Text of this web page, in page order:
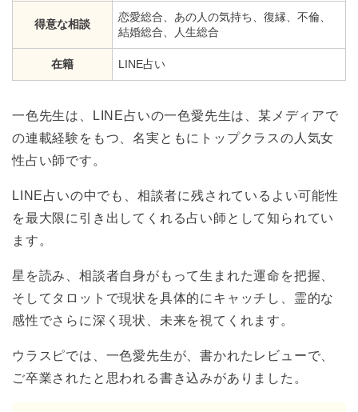
得意な相談
恋愛総合、あの人の気持ち、復縁、不倫、
結婚総合、人生総合
在籍 LINE占い
一色先生は、LINE占いの一色愛先生は、某メディアで
の連載経験をもつ、名実ともにトップクラスの人気女
性占い師です。
LINE占いの中でも、相談者に残されているよい可能性
を最大限に引き出してくれる占い師として知られてい
ます。
星を読み、相談者自身がもって生まれた運命を把握、
そしてタロットで現状を具体的にキャッチし、霊的な
感性でさらに深く現状、未来を視てくれます。
ウラスピでは、一色愛先生が、書かれたレビューで、
ご卒業されたと思われる書き込みがありました。